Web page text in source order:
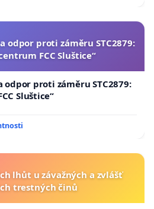
odpor proti záměru STC2879:
FCC Sluštice“
proti záměru STC2879:
Sluštice“
lhůt u závažných a zvlášť
trestných činů